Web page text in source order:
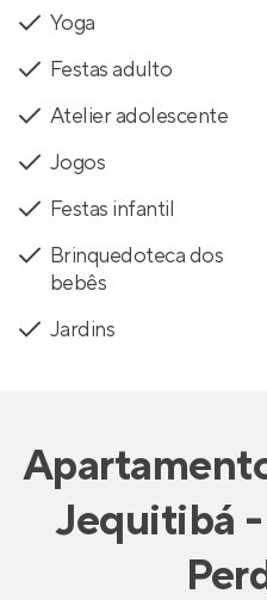
Yoga
Festas adulto
Atelier adolescente
Jogos
Festas infantil
Brinquedoteca dos
bebês
Jardins
Jequitibá